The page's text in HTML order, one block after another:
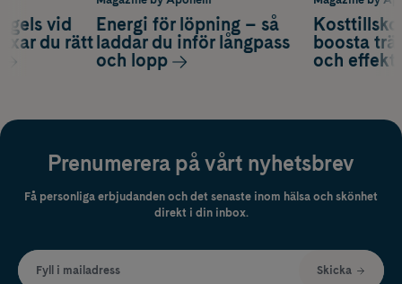
boosta
och
gels vid
du rätt
Energi för löpning – så
laddar du inför långpass
och lopp
Prenumerera på vårt nyhetsbrev
Få personliga erbjudanden och det senaste inom hälsa och skönhet
direkt i din inbox.
Fyll i mailadress Skicka